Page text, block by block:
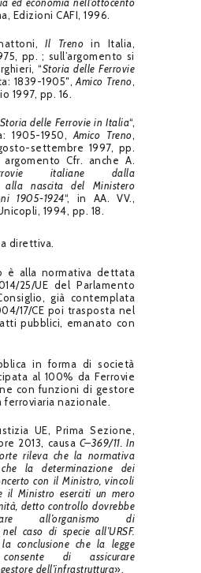
ed economia nell’ottocento
Edizioni CAFI, 1996.
Il Trenoin Italia,
pp. ; sull’argomento si
“Storia delle Ferrovie
1839-1905″,Amico Treno,
1997, pp. 16.
Storia delle Ferrovie in Italia“,
1905-1950,Amico Treno,
settembre 1997, pp.
Cfr. anche A.
italiane dalla
alla nascita del Ministero
1905-1924“, in AA. VV.,
1994, pp. 18.
direttiva.
è alla normativa dettata
25/UE del Parlamento
già contemplata
17/CE poi trasposta nel
pubblici, emanato con
in forma di società
al 100% da Ferrovie
con funzioni di gestore
ferroviaria nazionale.
UE, Prima Sezione,
2013, causa C–369/11. In
rileva che la normativa
la determinazione dei
con il Ministro, vincoli
il Ministro eserciti un mero
detto controllo dovrebbe
all’organismo di
caso di specie all’URSF.
conclusione che la legge
di assicurare
dell’infrastruttura».